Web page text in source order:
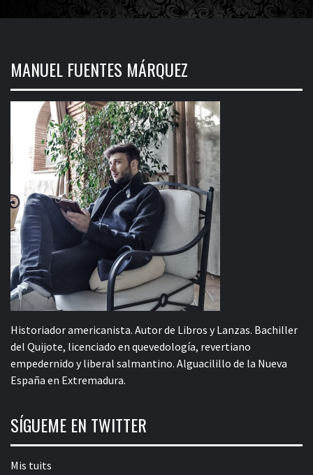
MANUEL FUENTES MÁRQUEZ
Historiador americanista. Autor de Libros y Lanzas. Bachiller
del Quijote, licenciado en quevedología, revertiano
empedernido y liberal salmantino. Alguacilillo de la Nueva
España en Extremadura.
SÍGUEME EN TWITTER
Mis tuits